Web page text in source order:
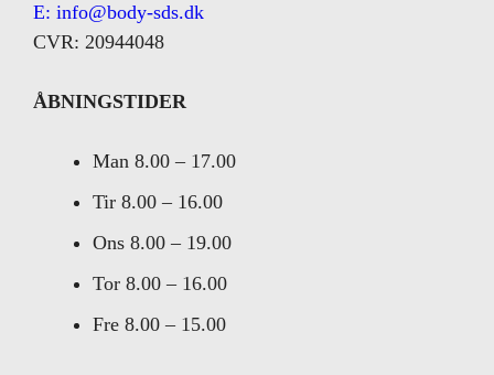
E: info@body-sds.dk
CVR: 20944048
ÅBNINGSTIDER
Man 8.00 – 17.00
Tir 8.00 – 16.00
Ons 8.00 – 19.00
Tor 8.00 – 16.00
Fre 8.00 – 15.00